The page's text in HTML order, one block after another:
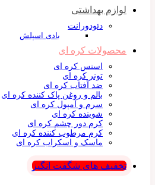
لوازم بهداشتی
دئودورانت
بادی اسپلش
محصولات کره ای
اسنس کره ای
تونر کره ای
ضد آفتاب کره ای
بالم و روغن پاک کننده کره ای
سرم و آمپول کره ای
شوینده کره ای
کرم دور چشم کره ای
کرم مرطوب کننده کره ای
ماسک و اسکراب کره ای
تخفیف های شگفت انگیز